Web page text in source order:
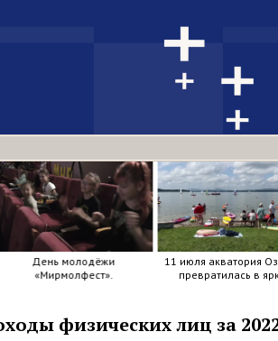
День молодёжи
«Мирмолфест».
11 июля акватория
превратилась в
физических лиц за